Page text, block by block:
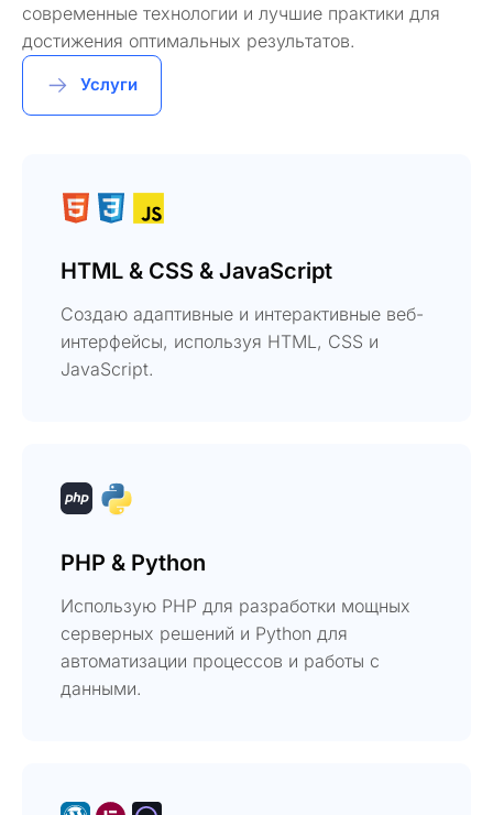
современные технологии и лучшие практики для
достижения оптимальных результатов.
Услуги
HTML & CSS & JavaScript
Создаю адаптивные и интерактивные веб-
интерфейсы, используя HTML, CSS и
JavaScript.
PHP & Python
Использую PHP для разработки мощных
серверных решений и Python для
автоматизации процессов и работы с
данными.